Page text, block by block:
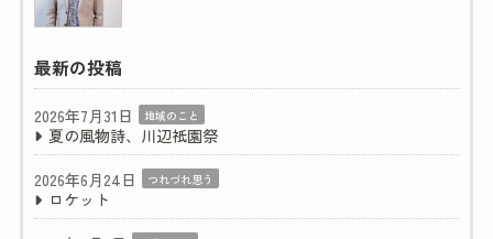
最新の投稿
2026年7月31日 地域のこと
夏の風物詩、川辺祇園祭
2026年6月24日
つれづれ思う
ロケット